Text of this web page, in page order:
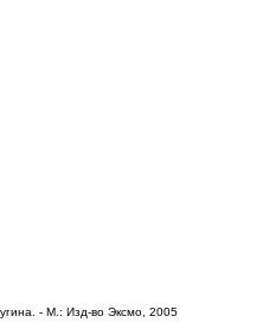
- М.: Изд-во Эксмо, 2005